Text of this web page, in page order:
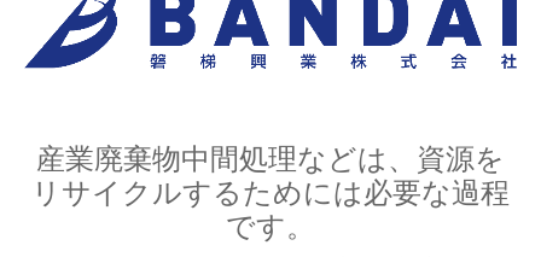
アクセス
産業廃棄物中間処理などは、資源を
リサイクルするためには必要な過程
です。